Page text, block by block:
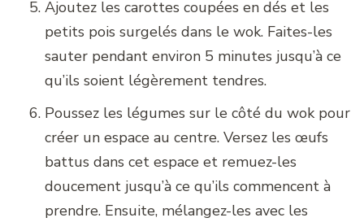
Ajoutez les carottes coupées en dés et les
petits pois surgelés dans le wok. Faites-les
sauter pendant environ 5 minutes jusqu’à ce
qu’ils soient légèrement tendres.
Poussez les légumes sur le côté du wok pour
créer un espace au centre. Versez les œufs
battus dans cet espace et remuez-les
doucement jusqu’à ce qu’ils commencent à
prendre. Ensuite, mélangez-les avec les